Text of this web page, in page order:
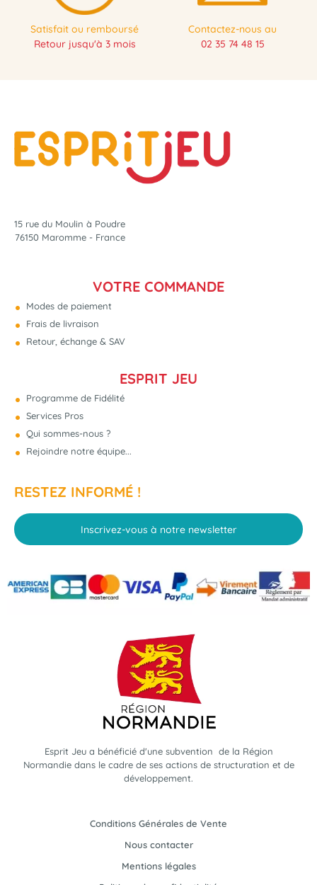
Satisfait ou remboursé
Retour jusqu'à 3 mois
Contactez-nous au
02 35 74 48 15
15 rue du Moulin à Poudre
76150 Maromme - France
VOTRE COMMANDE
Modes de paiement
Frais de livraison
Retour, échange & SAV
ESPRIT JEU
Programme de Fidélité
Services Pros
Qui sommes-nous ?
Rejoindre notre équipe...
RESTEZ INFORMÉ !
Inscrivez-vous à notre newsletter
Esprit Jeu a bénéficié d'une subvention de la Région
Normandie dans le cadre de ses actions de structuration et de
développement.
Conditions Générales de Vente
Nous contacter
Mentions légales